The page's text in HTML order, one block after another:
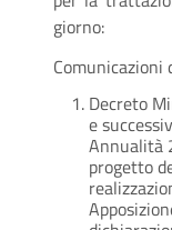
giorno:
Comunicazioni
Decreto
e
Annualità
progetto